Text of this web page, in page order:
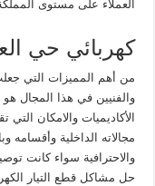
العملاء على مستوى
كهربائي حي
من أهم المميزات التي
والفنيين في هذا المجال هو
الأكاديميات والامكان
مجالاته الداخلية وأقسامه
والاحترافية سواء كانت
حل مشاكل قطع التيار